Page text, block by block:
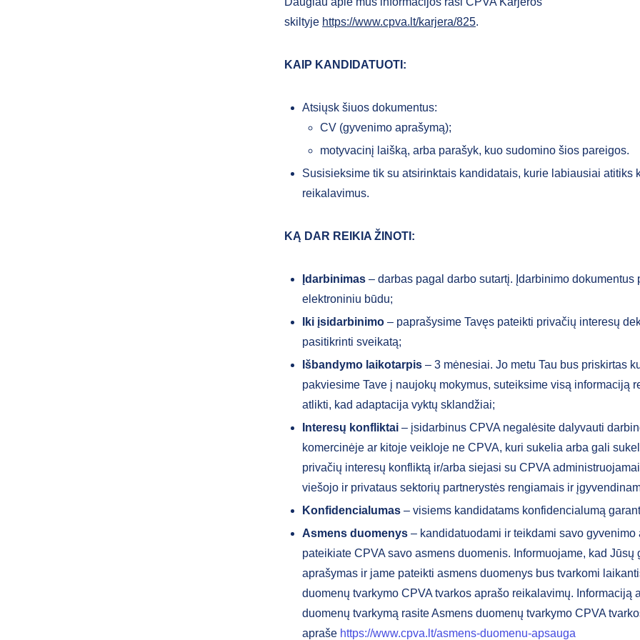
skiltyje https://www.cpva.lt/karjera/825.
KAIP KANDIDATUOTI:
Atsiųsk šiuos dokumentus:
CV (gyvenimo aprašymą);
motyvacinį laišką, arba parašyk, kuo sudomino šios pareigos.
Susisieksime tik su atsirinktais kandidatais, kurie labiausiai atitiks
reikalavimus.
KĄ DAR REIKIA ŽINOTI:
Įdarbinimas – darbas pagal darbo sutartį. Įdarbinimo dokumentus
elektroniniu būdu;
Iki įsidarbinimo – paprašysime Tavęs pateikti privačių interesų
pasitikrinti sveikatą;
Išbandymo laikotarpis – 3 mėnesiai. Jo metu Tau bus priskirtas
pakviesime Tave į naujokų mokymus, suteiksime visą informaciją
atlikti, kad adaptacija vyktų sklandžiai;
Interesų konfliktai – įsidarbinus CPVA negalėsite dalyvauti
komercinėje ar kitoje veikloje ne CPVA, kuri sukelia arba gali
privačių interesų konfliktą ir/arba siejasi su CPVA
viešojo ir privataus sektorių partnerystės rengiamais ir
Konfidencialumas – visiems kandidatams konfidencialumą
Asmens duomenys – kandidatuodami ir teikdami savo gyvenimo
pateikiate CPVA savo asmens duomenis. Informuojame, kad Jūsų
aprašymas ir jame pateikti asmens duomenys bus tvarkomi
duomenų tvarkymo CPVA tvarkos aprašo reikalavimų. Informaciją
duomenų tvarkymą rasite Asmens duomenų tvarkymo CPVA
apraše https://www.cpva.lt/asmens-duomenu-apsauga